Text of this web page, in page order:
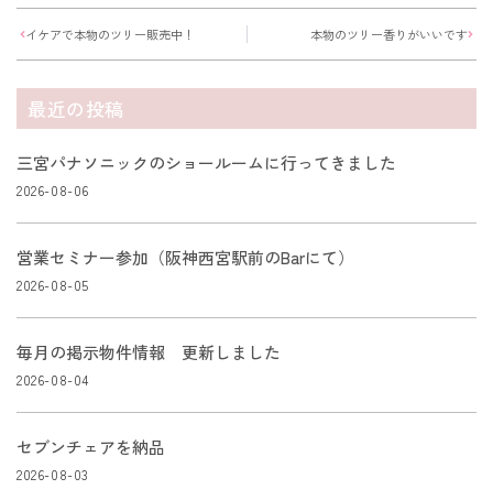
イケアで本物のツリー販売中！ 本物のツリー香りがいいです
最近の投稿
三宮パナソニックのショールームに行ってきました
2026-08-06
営業セミナー参加（阪神西宮駅前のBarにて）
2026-08-05
毎月の掲示物件情報 更新しました
2026-08-04
セブンチェアを納品
2026-08-03